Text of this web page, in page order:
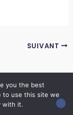
SUIVANT
Thème WordPress Astra
you the best
to use this site we
with it.